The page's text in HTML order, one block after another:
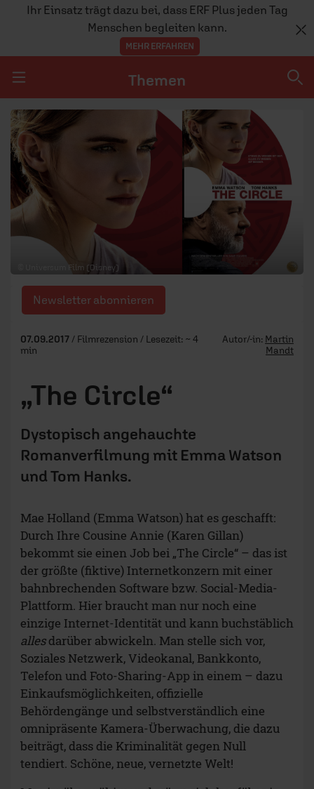
Ihr Einsatz trägt dazu bei, dass ERF Plus jeden Tag
Menschen begleiten kann.
MEHR ERFAHREN
Navigation überspringen
Themen
Themen
DOSSIERS
GLAUBE
MENSCHEN
GESELLSCHAFT
TEAM
© Universum Film (Disney)
Newsletter abonnieren
07.09.2017 / Filmrezension / Lesezeit: ~ 4
min
Autor/-in: Martin
Mandt
„The Circle“
Dystopisch angehauchte
Romanverfilmung mit Emma Watson
und Tom Hanks.
Mae Holland (Emma Watson) hat es geschafft:
Durch Ihre Cousine Annie (Karen Gillan)
bekommt sie einen Job bei „The Circle“ – das ist
der größte (fiktive) Internetkonzern mit einer
bahnbrechenden Software bzw. Social-Media-
Plattform. Hier braucht man nur noch eine
einzige Internet-Identität und kann buchstäblich
allesdarüber abwickeln. Man stelle sich vor,
Soziales Netzwerk, Videokanal, Bankkonto,
Telefon und Foto-Sharing-App in einem – dazu
Einkaufsmöglichkeiten, offizielle
Behördengänge und selbstverständlich eine
omnipräsente Kamera-Überwachung, die dazu
beiträgt, dass die Kriminalität gegen Null
tendiert. Schöne, neue, vernetzte Welt!